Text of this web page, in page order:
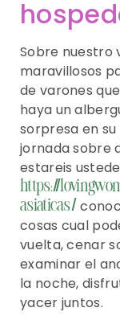
Sobre nuestro
maravillosos
de varones
haya un
sorpresa en su
jornada sobre
estareis
https://
asiaticas/
cosas cual
vuelta, cenar
examinar el
la noche,
yacer juntos.